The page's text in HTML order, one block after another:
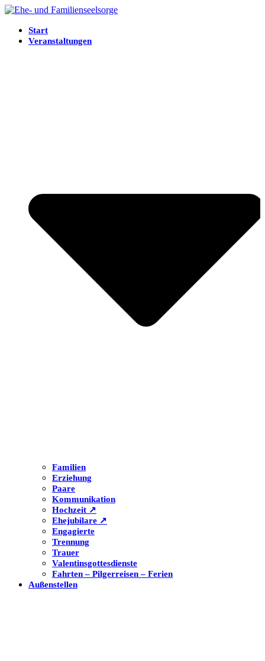
Start
Veranstaltungen
Familien
Erziehung
Paare
Kommunikation
Hochzeit ↗
Ehejubilare ↗
Engagierte
Trennung
Trauer
Valentinsgottesdienste
Fahrten – Pilgerreisen – Ferien
Außenstellen